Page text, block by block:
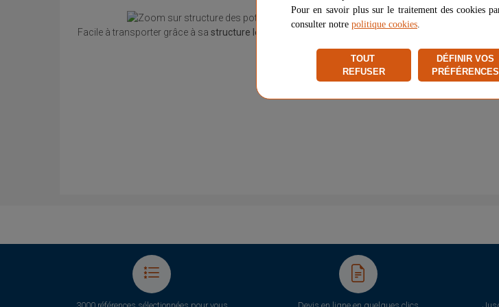
Facile à transporter grâce à sa structure légère Assemblage facile
Pour en savoir plus sur le traitement des cookies
consulter notre politique cookies.
TOUT
REFUSER
DÉFINIR VOS
PRÉFÉRENCES